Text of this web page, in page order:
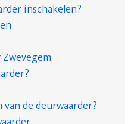
inschakelen?
de deurwaarder?